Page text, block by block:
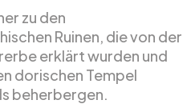
zu den
Ruinen, die von der
erklärt wurden und
dorischen Tempel
beherbergen.